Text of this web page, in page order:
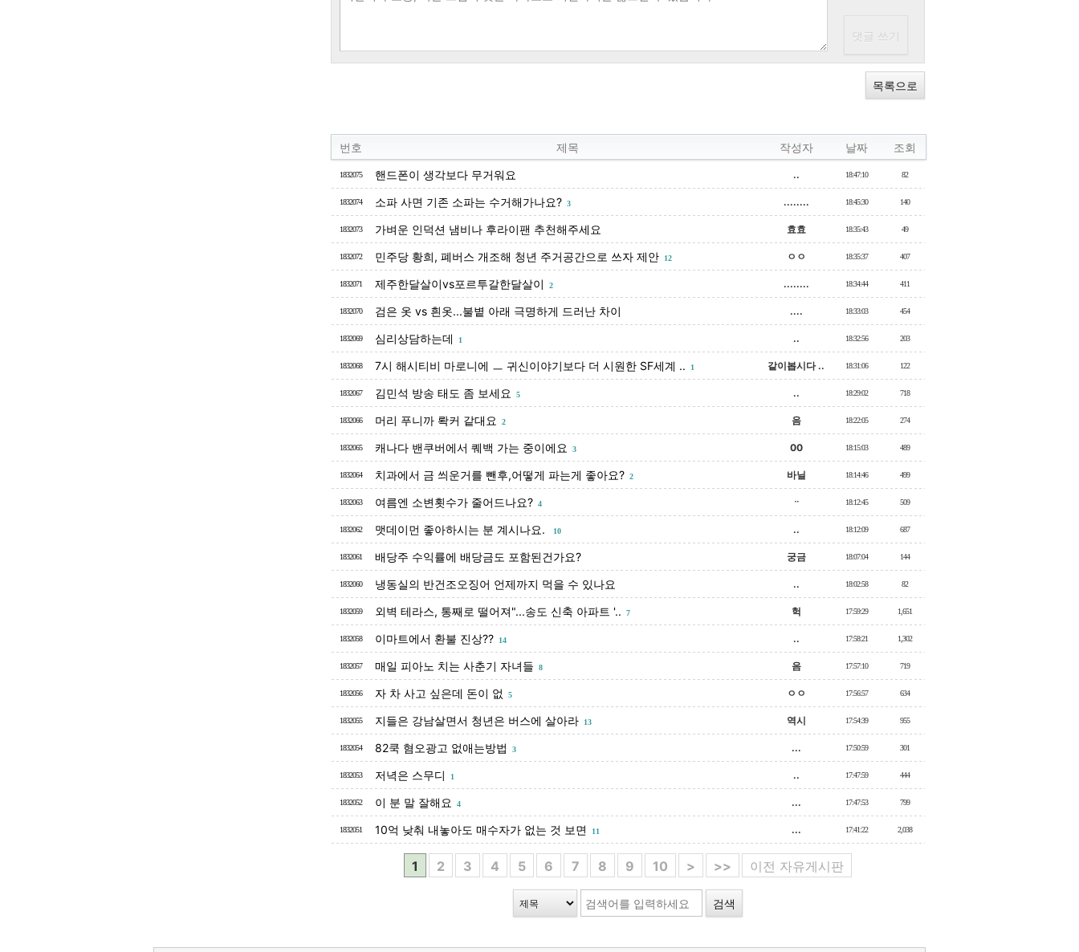
목록으로
번호 제목 작성자 날짜 조회
1832075 핸드폰이 생각보다 무거워요 .. 18:47:10 82
1832074 소파 사면 기존 소파는 수거해가나요? 3 ........ 18:45:30 140
1832073 가벼운 인덕션 냄비나 후라이팬 추천해주세요 효효 18:35:43 49
1832072 민주당 황희, 폐버스 개조해 청년 주거공간으로 쓰자 제안 12 ㅇㅇ 18:35:37 407
1832071 제주한달살이vs포르투갈한달살이 2 ........ 18:34:44 411
1832070 검은 옷 vs 흰옷...불볕 아래 극명하게 드러난 차이 .... 18:33:03 454
1832069 심리상담하는데 1 .. 18:32:56 203
1832068 7시 해시티비 마로니에 ㅡ 귀신이야기보다 더 시원한 SF세계 .. 1 같이봅시다 .. 18:31:06 122
1832067 김민석 방송 태도 좀 보세요 5 .. 18:29:02 718
1832066 머리 푸니까 롹커 같대요 2 음 18:22:05 274
1832065 캐나다 밴쿠버에서 퀘백 가는 중이에요 3 00 18:15:03 489
1832064 치과에서 금 씌운거를 뺀후,어떻게 파는게 좋아요? 2 바닐 18:14:46 499
1832063 여름엔 소변횟수가 줄어드나요? 4 ᆢ 18:12:45 509
1832062 맷데이먼 좋아하시는 분 계시나요. 10 .. 18:12:09 687
1832061 배당주 수익률에 배당금도 포함된건가요? 궁금 18:07:04 144
1832060 냉동실의 반건조오징어 언제까지 먹을 수 있나요 .. 18:02:58 82
1832059 외벽 테라스, 통째로 떨어져"...송도 신축 아파트 '.. 7 헉 17:59:29 1,651
1832058 이마트에서 환불 진상?? 14 .. 17:58:21 1,302
1832057 매일 피아노 치는 사춘기 자녀들 8 음 17:57:10 719
1832056 자 차 사고 싶은데 돈이 없 5 ㅇㅇ 17:56:57 634
1832055 지들은 강남살면서 청년은 버스에 살아라 13 역시 17:54:39 955
1832054 82쿡 혐오광고 없애는방법 3 ... 17:50:59 301
1832053 저녁은 스무디 1 .. 17:47:59 444
1832052 이 분 말 잘해요 4 ... 17:47:53 799
1832051 10억 낮춰 내놓아도 매수자가 없는 것 보면 11 ... 17:41:22 2,038
1 2 3 4 5 6 7 8 9 10 > >> 이전 자유게시판